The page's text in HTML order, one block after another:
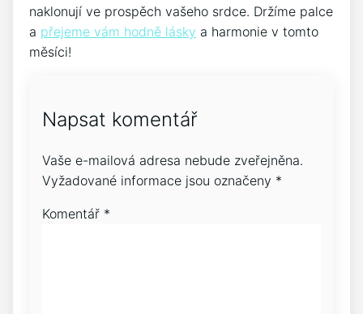
naklonují ve prospěch vašeho srdce. Držíme palce
a přejeme vám hodně lásky a harmonie v tomto
měsíci!
Napsat komentář
Vaše e-mailová adresa nebude zveřejněna.
Vyžadované informace jsou označeny *
Komentář *